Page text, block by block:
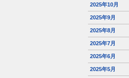
2025年10月
2025年9月
2025年8月
2025年7月
2025年6月
2025年5月